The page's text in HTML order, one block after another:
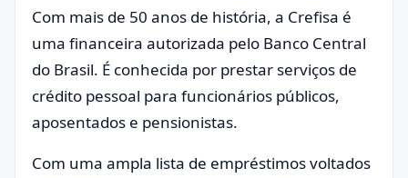
Com mais de 50 anos de história, a Crefisa é
uma financeira autorizada pelo Banco Central
do Brasil. É conhecida por prestar serviços de
crédito pessoal para funcionários públicos,
aposentados e pensionistas.
Com uma ampla lista de empréstimos voltados